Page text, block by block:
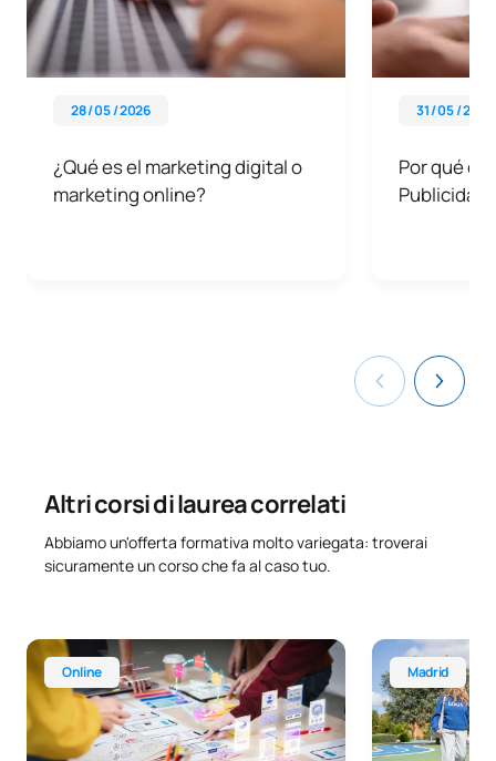
28 / 05 / 2026
¿Qué es el marketing digital o
marketing online?
31 / 05 / 2026
Por qué
Publicidad
Altri corsi di laurea correlati
Abbiamo un'offerta formativa molto variegata: troverai
sicuramente un corso che fa al caso tuo.
Online
Corso online di specializzazione in marketing e pubblicità
Madrid
Tecnico